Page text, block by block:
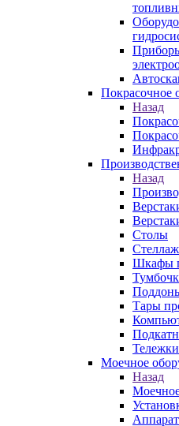
Покрасочное
Назад
Назад
Столы
Шкафы
Тары
Тележки
Моечное
Назад